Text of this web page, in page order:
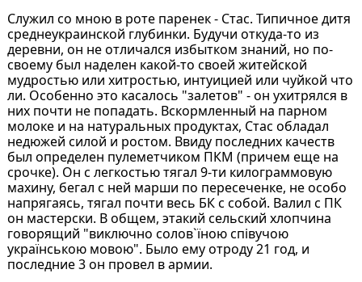
Служил со мною в роте паренек - Стас. Типичное дитя
среднеукраинской глубинки. Будучи откуда-то из
деревни, он не отличался избытком знаний, но по-
своему был наделен какой-то своей житейской
мудростью или хитростью, интуицией или чуйкой что
ли. Особенно это касалось "залетов" - он ухитрялся в
них почти не попадать. Вскормленный на парном
молоке и на натуральных продуктах, Стас обладал
недюжей силой и ростом. Ввиду последних качеств
был определен пулеметчиком ПКМ (причем еще на
срочке). Он с легкостью тягал 9-ти килограммовую
махину, бегал с ней марши по пересеченке, не особо
напрягаясь, тягал почти весь БК с собой. Валил с ПК
он мастерски. В общем, этакий сельский хлопчина
говорящий "виключно солов`їною співучою
українською мовою". Было ему отроду 21 год, и
последние 3 он провел в армии.